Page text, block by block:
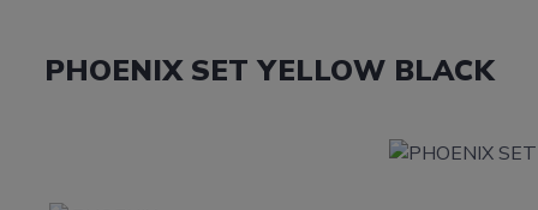
PHOENIX SET YELLOW BLACK